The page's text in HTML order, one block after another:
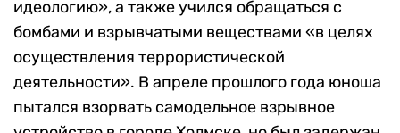
идеологию», а также учился обращаться с
бомбами и взрывчатыми веществами «в целях
осуществления террористической
деятельности». В апреле прошлого года юноша
пытался взорвать самодельное взрывное